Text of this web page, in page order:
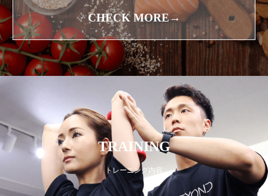
CHECK MORE→
TRAINING
トレーニング内容